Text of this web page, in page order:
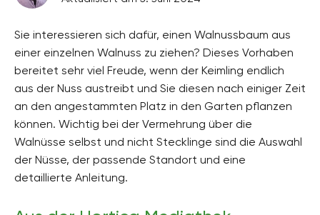
Sie interessieren sich dafür, einen Walnussbaum aus
einer einzelnen Walnuss zu ziehen? Dieses Vorhaben
bereitet sehr viel Freude, wenn der Keimling endlich
aus der Nuss austreibt und Sie diesen nach einiger Zeit
an den angestammten Platz in den Garten pflanzen
können. Wichtig bei der Vermehrung über die
Walnüsse selbst und nicht Stecklinge sind die Auswahl
der Nüsse, der passende Standort und eine
detaillierte Anleitung.